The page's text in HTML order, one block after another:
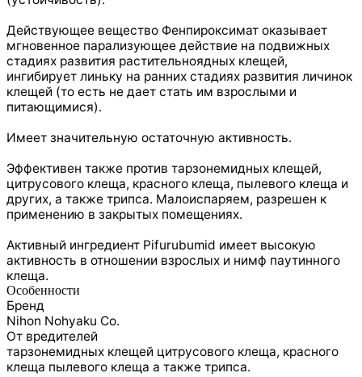
Действующее вещество Фенпироксимат оказывает
мгновенное парализующее действие на подвижных
стадиях развития растительноядных клещей,
ингибирует линьку на ранних стадиях развития личинок
клещей (то есть не дает стать им взрослыми и
питающимися).
Имеет значительную остаточную активность.
Эффективен также против тарзонемидных клещей,
цитрусового клеща, красного клеща, пылевого клеща и
других, а также трипса. Малоиспаряем, разрешен к
применению в закрытых помещениях.
Активный ингредиент Pifurubumid имеет высокую
активность в отношении взрослых и нимф паутинного
клеща.
Особенности
Бренд
Nihon Nohyaku Co.
От вредителей
тарзонемидных клещей цитрусового клеща, красного
клеща пылевого клеща а также трипса.